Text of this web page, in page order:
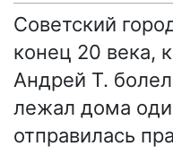
Советский
конец 20 века,
Андрей Т.
лежал дома
отправилась